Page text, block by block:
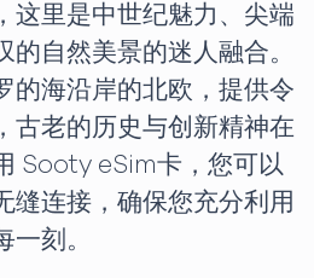
这里是中世纪魅力、尖端
的自然美景的迷人融合。
的海沿岸的北欧，提供令
古老的历史与创新精神在
Sooty eSim卡，您可以
缝连接，确保您充分利用
一刻。